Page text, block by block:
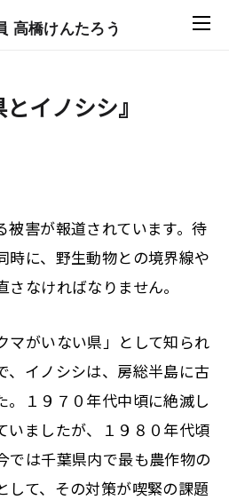
高橋けんたろう
イノシシ』
被害が報道されています。待
時に、野生動物との境界線や
なければなりません。
マがいない県」として知られ
、イノシシは、房総半島に古
。１９７０年代中頃に絶滅し
いましたが、１９８０年代頃
では千葉県内で最も農作物の
して、その対策が喫緊の課題